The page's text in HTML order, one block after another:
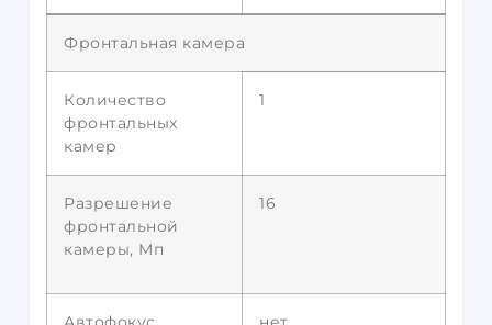
Фронтальная камера
Количество
фронтальных
камер
1
Разрешение
фронтальной
камеры, Мп
16